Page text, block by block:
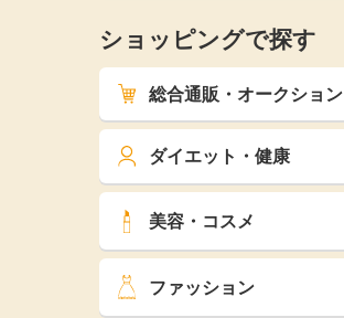
ショッピングで探す
総合通販・オークション
ダイエット・健康
美容・コスメ
ファッション